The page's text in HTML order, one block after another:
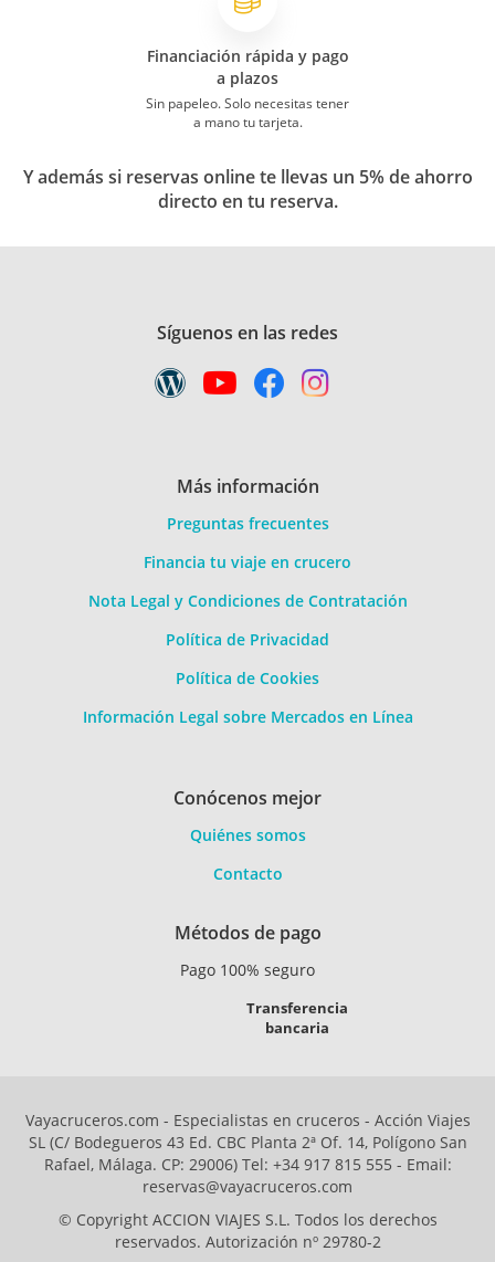
Financiación rápida y pago
a plazos
Sin papeleo. Solo necesitas tener
a mano tu tarjeta.
Y además si reservas online te llevas un 5% de ahorro
directo en tu reserva.
Síguenos en las redes
Más información
Preguntas frecuentes
Financia tu viaje en crucero
Nota Legal y Condiciones de Contratación
Política de Privacidad
Política de Cookies
Información Legal sobre Mercados en Línea
Conócenos mejor
Quiénes somos
Contacto
Métodos de pago
Pago 100% seguro
Transferencia
bancaria
Vayacruceros.com - Especialistas en cruceros - Acción Viajes
SL (C/ Bodegueros 43 Ed. CBC Planta 2ª Of. 14, Polígono San
Rafael, Málaga. CP: 29006) Tel: +34 917 815 555 - Email:
reservas@vayacruceros.com
© Copyright ACCION VIAJES S.L. Todos los derechos
reservados. Autorización nº 29780-2